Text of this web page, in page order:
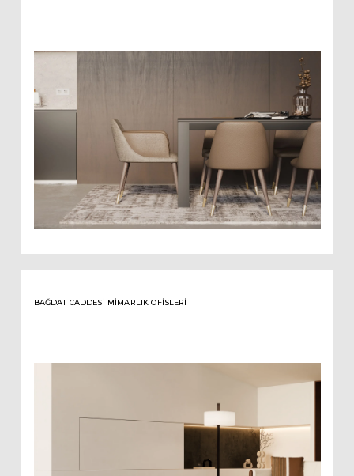
BAĞDAT CADDESI MIMARLIK OFISLERI